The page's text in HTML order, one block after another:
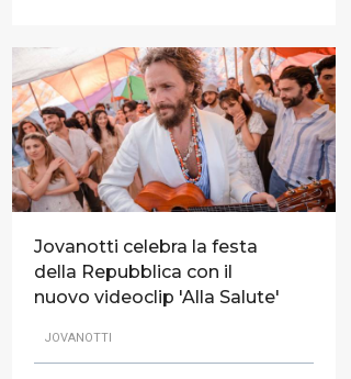
Jovanotti celebra la festa
della Repubblica con il
nuovo videoclip 'Alla Salute'
JOVANOTTI